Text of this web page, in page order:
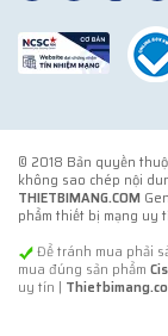
© 2018 Bản quyền
không sao chép nội
THIETBIMANG.COM
phẩm thiết bị mạng uy
Để tránh mua phải
mua đúng sản phẩm
uy tín |